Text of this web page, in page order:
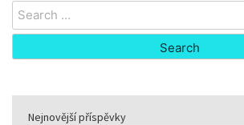
Search
for:
Nejnovější příspěvky